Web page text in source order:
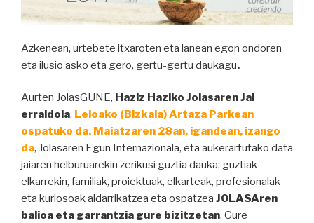
Azkenean, urtebete itxaroten eta lanean egon ondoren
eta ilusio asko eta gero, gertu-gertu daukagu.
Aurten JolasGUNE, Haziz Haziko Jolasaren Jai
erraldoia, Leioako (Bizkaia) Artaza Parkean
ospatuko da. Maiatzaren 28an, igandean, izango
da, Jolasaren Egun Internazionala, eta aukerartutako data
jaiaren helburuarekin zerikusi guztia dauka: guztiak
elkarrekin, familiak, proiektuak, elkarteak, profesionalak
eta kuriosoak aldarrikatzea eta ospatzea JOLASAren
balioa eta garrantzia gure bizitzetan. Gure